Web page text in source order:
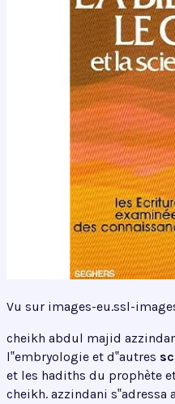
Vu sur images-eu.ssl-
cheikh abdul majid
l‟embryologie et d‟autres
et les hadiths du prophète
cheikh. azzindani